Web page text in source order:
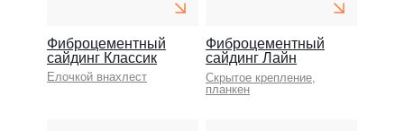
Скрытое крепление,
планкен
Фиброцементный
сайдинг Лайн
Елочкой внахлест
Фиброцементный
сайдинг Классик